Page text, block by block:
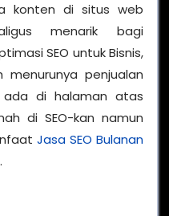
konten di situs web
menarik bagi
SEO untuk Bisnis,
menurunya penjualan
ada di halaman atas
di SEO-kan namun
Jasa SEO Bulanan